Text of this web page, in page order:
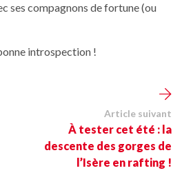
ses compagnons de fortune (ou
introspection !
Article suivant
À tester cet été : la
descente des gorges de
l’Isère en rafting !